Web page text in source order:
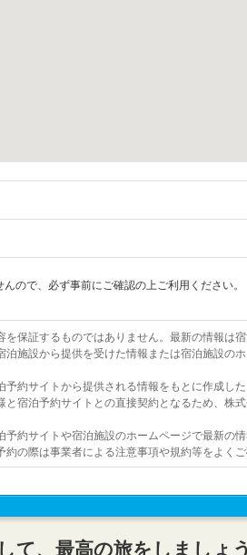
ので、必ず事前にご確認の上ご利用ください。
保証するものではありません。最新の情報は宿
施設から提供を受けた情報または宿泊施設の
約サイトから提供される情報をもとに作成した
宿泊予約サイトとの直接契約となるため、株
約サイトや宿泊施設のホームページで最新の情
の際は事業者による注意事項や規約等をよくご
て、最高の旅をしましょ